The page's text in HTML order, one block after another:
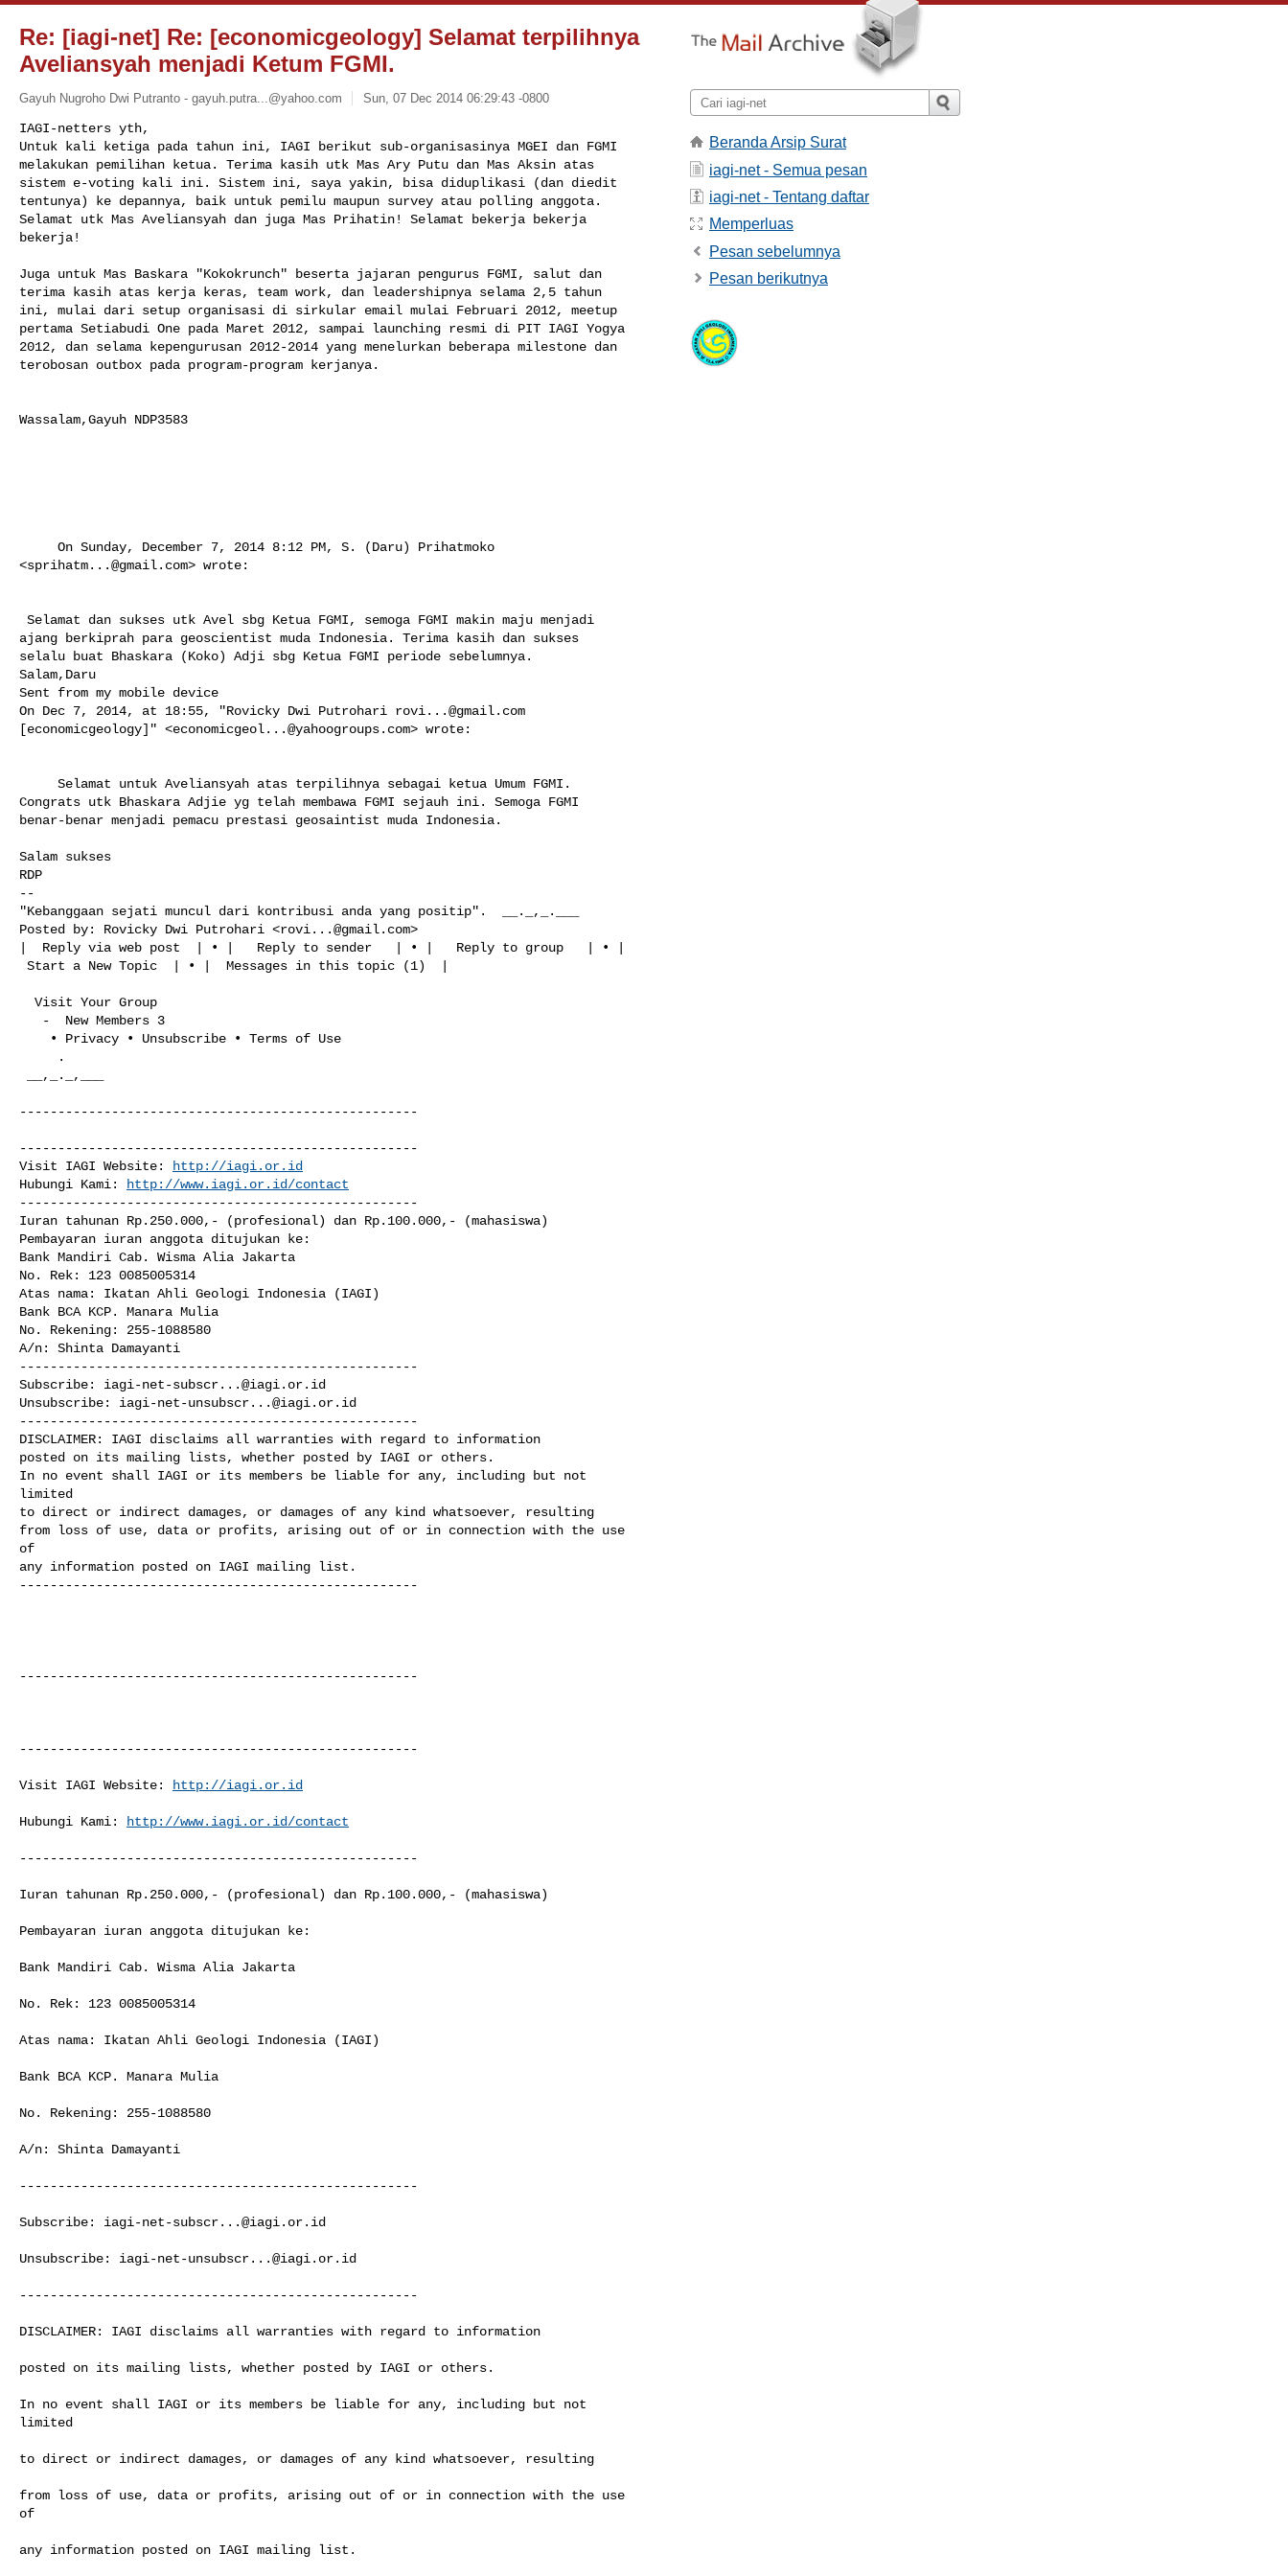
Re: [iagi-net] Re: [economicgeology] Selamat terpilihnya
Aveliansyah menjadi Ketum FGMI.
Gayuh Nugroho Dwi Putranto - gayuh.putra...@yahoo.com Sun, 07 Dec 2014 06:29:43 -0800
IAGI-netters yth,
Untuk kali ketiga pada tahun ini, IAGI berikut sub-organisasinya MGEI dan FGMI
melakukan pemilihan ketua. Terima kasih utk Mas Ary Putu dan Mas Aksin atas
sistem e-voting kali ini. Sistem ini, saya yakin, bisa diduplikasi (dan diedit
tentunya) ke depannya, baik untuk pemilu maupun survey atau polling anggota.
Selamat utk Mas Aveliansyah dan juga Mas Prihatin! Selamat bekerja bekerja
bekerja!
Juga untuk Mas Baskara "Kokokrunch" beserta jajaran pengurus FGMI, salut dan
terima kasih atas kerja keras, team work, dan leadershipnya selama 2,5 tahun
ini, mulai dari setup organisasi di sirkular email mulai Februari 2012, meetup
pertama Setiabudi One pada Maret 2012, sampai launching resmi di PIT IAGI Yogya
2012, dan selama kepengurusan 2012-2014 yang menelurkan beberapa milestone dan
terobosan outbox pada program-program kerjanya.
Wassalam,Gayuh NDP3583
<sprihatm...@gmail.com> wrote:
ajang berkiprah para geoscientist muda Indonesia. Terima kasih dan sukses
selalu buat Bhaskara (Koko) Adji sbg Ketua FGMI periode sebelumnya.
Salam,Daru
Sent from my mobile device
On Dec 7, 2014, at 18:55, "Rovicky Dwi Putrohari rovi...@gmail.com
[economicgeology]" <economicgeol...@yahoogroups.com> wrote:
Congrats utk Bhaskara Adjie yg telah membawa FGMI sejauh ini. Semoga FGMI
benar-benar menjadi pemacu prestasi geosaintist muda Indonesia.
Salam sukses
RDP
--
"Kebanggaan sejati muncul dari kontribusi anda yang positip".  __._,_.___
Posted by: Rovicky Dwi Putrohari <rovi...@gmail.com>
|  Reply via web post  | • |   Reply to sender   | • |   Reply to group   | • |
----------------------------------------------------
----------------------------------------------------
Visit IAGI Website:
http://iagi.or.id
Hubungi Kami:
http://www.iagi.or.id/contact
----------------------------------------------------
Iuran tahunan Rp.250.000,- (profesional) dan Rp.100.000,- (mahasiswa)
Pembayaran iuran anggota ditujukan ke:
Bank Mandiri Cab. Wisma Alia Jakarta
No. Rek: 123 0085005314
Atas nama: Ikatan Ahli Geologi Indonesia (IAGI)
Bank BCA KCP. Manara Mulia
No. Rekening: 255-1088580
A/n: Shinta Damayanti
----------------------------------------------------
Subscribe: iagi-net-subscr...@iagi.or.id
Unsubscribe: iagi-net-unsubscr...@iagi.or.id
----------------------------------------------------
DISCLAIMER: IAGI disclaims all warranties with regard to information
posted on its mailing lists, whether posted by IAGI or others.
In no event shall IAGI or its members be liable for any, including but not
limited
to direct or indirect damages, or damages of any kind whatsoever, resulting
from loss of use, data or profits, arising out of or in connection with the use
of
any information posted on IAGI mailing list.
----------------------------------------------------
----------------------------------------------------
----------------------------------------------------
Visit IAGI Website: http://iagi.or.id
Hubungi Kami: http://www.iagi.or.id/contact
----------------------------------------------------
Iuran tahunan Rp.250.000,- (profesional) dan Rp.100.000,- (mahasiswa)
Pembayaran iuran anggota ditujukan ke:
Bank Mandiri Cab. Wisma Alia Jakarta
No. Rek: 123 0085005314
Atas nama: Ikatan Ahli Geologi Indonesia (IAGI)
Bank BCA KCP. Manara Mulia
No. Rekening: 255-1088580
A/n: Shinta Damayanti
----------------------------------------------------
Subscribe: iagi-net-subscr...@iagi.or.id
Unsubscribe: iagi-net-unsubscr...@iagi.or.id
----------------------------------------------------
DISCLAIMER: IAGI disclaims all warranties with regard to information
posted on its mailing lists, whether posted by IAGI or others.
In no event shall IAGI or its members be liable for any, including but not
limited
to direct or indirect damages, or damages of any kind whatsoever, resulting
from loss of use, data or profits, arising out of or in connection with the use
of
any information posted on IAGI mailing list.
Beranda Arsip Surat
iagi-net - Semua pesan
iagi-net - Tentang daftar
Memperluas
Pesan sebelumnya
Pesan berikutnya